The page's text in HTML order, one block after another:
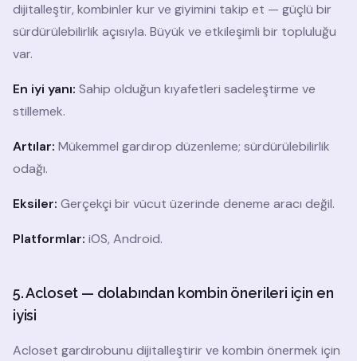
dijitalleştir, kombinler kur ve giyimini takip et — güçlü bir
sürdürülebilirlik açısıyla. Büyük ve etkileşimli bir topluluğu
var.
En iyi yanı: Sahip olduğun kıyafetleri sadeleştirme ve
stillemek.
Artılar: Mükemmel gardırop düzenleme; sürdürülebilirlik
odağı.
Eksiler: Gerçekçi bir vücut üzerinde deneme aracı değil.
Platformlar: iOS, Android.
5. Acloset — dolabından kombin önerileri için en
iyisi
Acloset gardırobunu dijitalleştirir ve kombin önermek için